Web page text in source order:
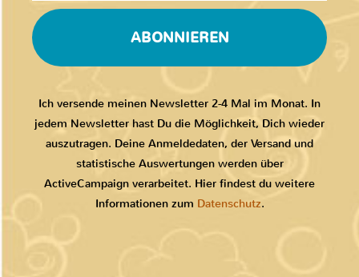
ABONNIEREN
Ich versende meinen Newsletter 2-4 Mal im Monat. In
jedem Newsletter hast Du die Möglichkeit, Dich wieder
auszutragen. Deine Anmeldedaten, der Versand und
statistische Auswertungen werden über
ActiveCampaign verarbeitet. Hier findest du weitere
Informationen zum Datenschutz.